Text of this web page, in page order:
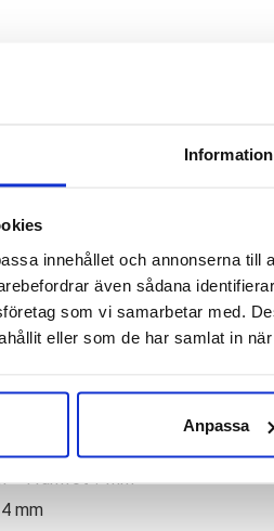
Information
innehållet och annonserna
även sådana
som vi samarbetar med.
eller som de har samlat in
Anpassa
5 är en perfekt partner för
Vibram Megagrip sulan har du
ser till att du är piggare även i
– Framfot ? mm
4 mm